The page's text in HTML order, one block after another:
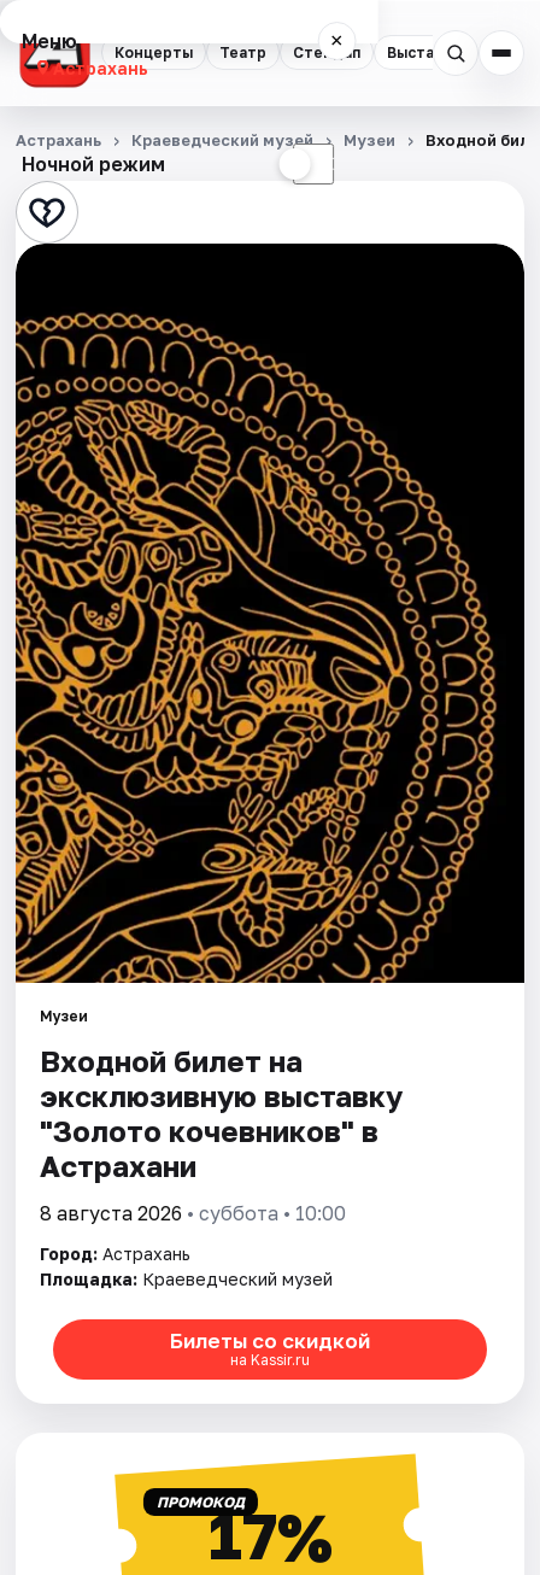
Концерты Театр Стендап Выставки
Меню ×
Астрахань
Концерты
Театр
Стендап
Квесты
Экскурсии
Спорт
События
Города
Площадки
Артисты
Рейтинги
Ночной режим ☾
Астрахань Краеведческий музей Музеи Входной
Музеи
Входной билет на
эксклюзивную выставку
"Золото кочевников" в
Астрахани
8 августа 2026 • суббота • 10:00
Город: Астрахань
Площадка: Краеведческий музей
Билеты со скидкой
на Kassir.ru
ПРОМОКОД17%